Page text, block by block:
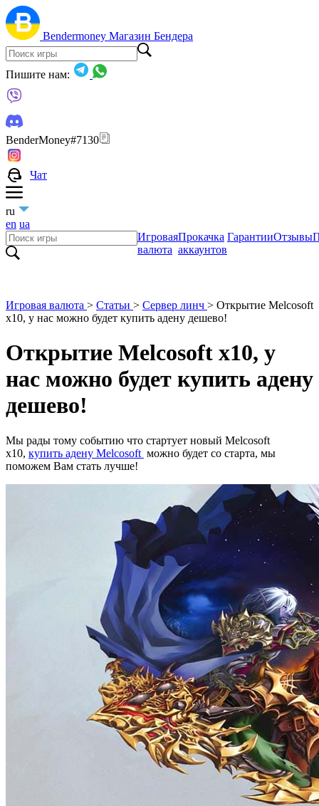
Bendermoney Магазин Бендера
Пишите нам:
BenderMoney#7130
Чат
ru
en ua
Игровая
валюта
Прокачка
аккаунтов
ГарантииОтзывы
Игровая валюта > Статьи > Сервер линч > Открытие Melcosoft
x10, у нас можно будет купить адену дешево!
Открытие Melcosoft x10, у
нас можно будет купить адену
дешево!
Мы рады тому событию что стартует новый Melcosoft
x10, купить адену Melcosoft можно будет со старта, мы
поможем Вам стать лучше!